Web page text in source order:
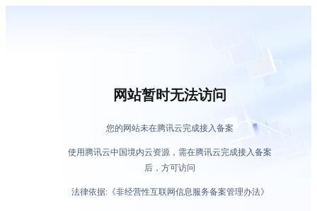
网站暂时无法访问
您的网站未在腾讯云完成接入备案
使用腾讯云中国境内云资源，需在腾讯云完成接入备案
后，方可访问
法律依据:《非经营性互联网信息服务备案管理办法》